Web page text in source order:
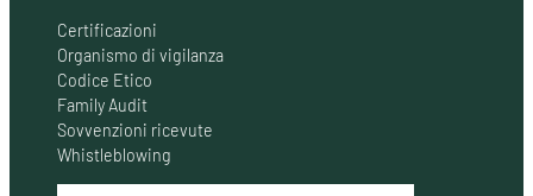
Certificazioni
Organismo di vigilanza
Codice Etico
Family Audit
Sovvenzioni ricevute
Whistleblowing